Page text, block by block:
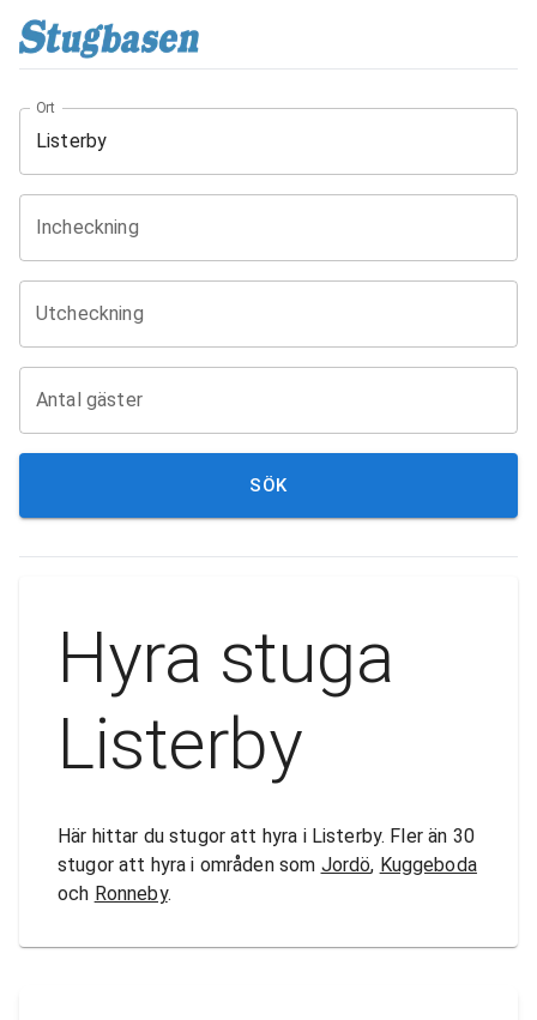
Ort
Incheckning
Utcheckning
Antal gäster
SÖK
Hyra stuga
Listerby
Här hittar du stugor att hyra i Listerby. Fler än 30
stugor att hyra i områden som Jordö, Kuggeboda
och Ronneby.